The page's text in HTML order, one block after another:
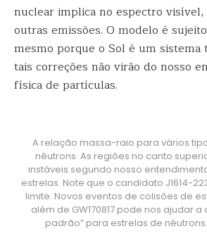
nuclear implica no espectro visível,
outras emissões. O modelo é
mesmo porque o Sol é um
tais correções não virão do nosso
física de partículas.
A relação massa-raio para vários
nêutrons. As regiões no canto
instáveis segundo nosso
estrelas. Note que o candidato J1614-
limite. Novos eventos de colisões de
além de GW170817 pode nos ajudar
padrão” para estrelas de